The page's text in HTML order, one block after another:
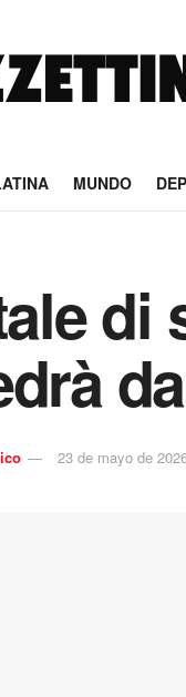
MUNDO
di
23 de mayo de